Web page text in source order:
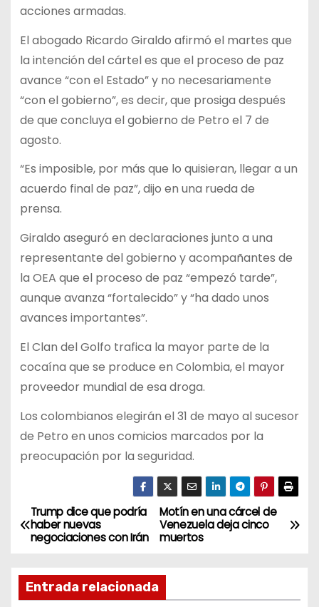
acciones armadas.
El abogado Ricardo Giraldo afirmó el martes que
la intención del cártel es que el proceso de paz
avance “con el Estado” y no necesariamente
“con el gobierno”, es decir, que prosiga después
de que concluya el gobierno de Petro el 7 de
agosto.
“Es imposible, por más que lo quisieran, llegar a un
acuerdo final de paz”, dijo en una rueda de
prensa.
Giraldo aseguró en declaraciones junto a una
representante del gobierno y acompañantes de
la OEA que el proceso de paz “empezó tarde”,
aunque avanza “fortalecido” y “ha dado unos
avances importantes”.
El Clan del Golfo trafica la mayor parte de la
cocaína que se produce en Colombia, el mayor
proveedor mundial de esa droga.
Los colombianos elegirán el 31 de mayo al sucesor
de Petro en unos comicios marcados por la
preocupación por la seguridad.
N
a
v
Motín en una cárcel de
Venezuela deja cinco
muertos
Trump dice que podría
haber nuevas
negociaciones con Irán
Entrada relacionada